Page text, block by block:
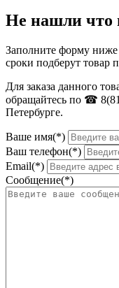
Не нашли что
Заполните форму
сроки подберут товар
Для заказа данного
обращайтесь по ☎
Петербурге.
Ваше имя(*)
Ваш телефон(*)
Email(*)
Сообщение(*)